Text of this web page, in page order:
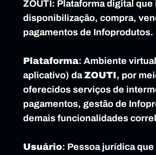
ZOUTI: Plataforma digital
disponibilização, compra,
pagamentos de Infoprodutos.
Plataforma: Ambiente
aplicativo) da ZOUTI, por
oferecidos serviços de
pagamentos, gestão de
demais funcionalidades
Usuário